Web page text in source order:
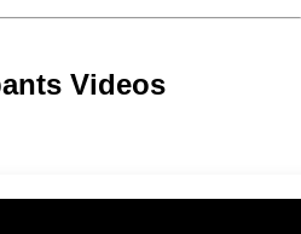
Videos